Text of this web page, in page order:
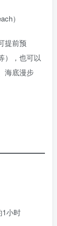
）
提前预
），也可以
海底漫步
1小时